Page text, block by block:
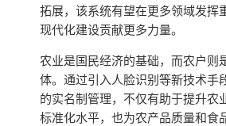
拓展，该系统有望在更多领域发挥
现代化建设贡献更多力量。
农业是国民经济的基础，而农户则
体。通过引入人脸识别等新技术手
的实名制管理，不仅有助于提升农
标准化水平，也为农产品质量和食